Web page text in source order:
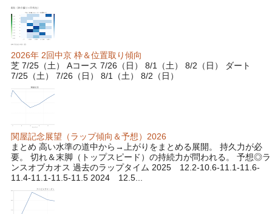
2026年 2回中京 枠＆位置取り傾向
芝 7/25（土） Aコース 7/26（日） 8/1（土） 8/2（日） ダート
7/25（土） 7/26（日） 8/1（土） 8/2（日）
関屋記念展望（ラップ傾向＆予想）2026
まとめ 高い水準の道中から→上がりをまとめる展開。 持久力が必
要。 切れ＆末脚（トップスピード）の持続力が問われる。 予想◎ラ
ンスオブカオス 過去のラップタイム 2025 12.2-10.6-11.1-11.6-
11.4-11.1-11.5-11.5 2024 12.5...